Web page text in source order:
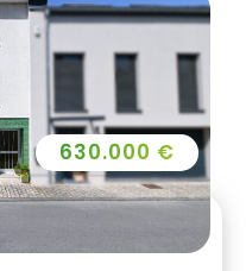
630.000 €